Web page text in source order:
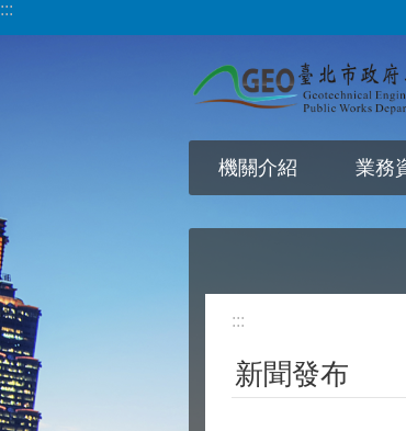
跳到主要內容區塊
:::
機關介紹 業務
:::
新聞發布